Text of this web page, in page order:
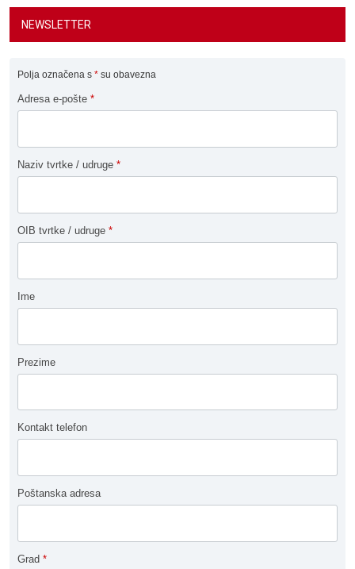
NEWSLETTER
Polja označena s * su obavezna
Adresa e-pošte *
Naziv tvrtke / udruge *
OIB tvrtke / udruge *
Ime
Prezime
Kontakt telefon
Poštanska adresa
Grad *